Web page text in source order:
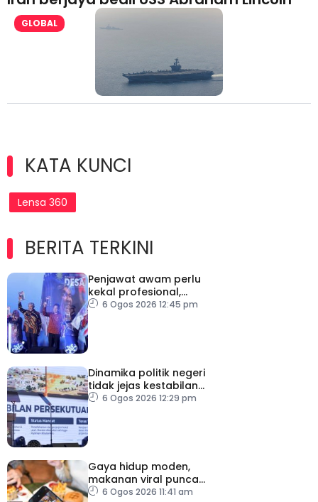
GLOBAL
KATA KUNCI
Lensa 360
BERITA TERKINI
Penjawat awam perlu
kekal profesional,
berkecuali ketika laksana
6 Ogos 2026 12:45 pm
Dinamika politik negeri
tidak jejas kestabilan
Kerajaan Perpaduan
6 Ogos 2026 12:29 pm
Gaya hidup moden,
makanan viral punca
kolesterol tinggi, penyakit
6 Ogos 2026 11:41 am